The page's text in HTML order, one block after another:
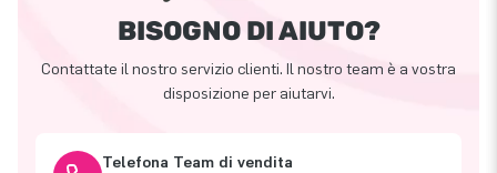
BISOGNO DI AIUTO?
Contattate il nostro servizio clienti. Il nostro team è a vostra
disposizione per aiutarvi.
Telefona Team di vendita